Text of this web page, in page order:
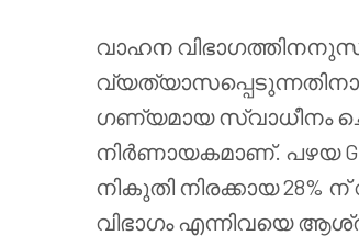
വാഹന
ഗണ്യമായ സ്വാധീനം
നിർണായകമാണ്. പഴയ
നികുതി നിരക്കായ 28%
വിഭാഗം എന്നിവയെ